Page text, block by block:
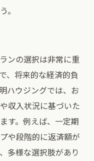
。
ンの選択は非常に重
、将来的な経済的負
ハウジングでは、お
収入状況に基づいた
す。例えば、一定期
や段階的に返済額が
多様な選択肢があり